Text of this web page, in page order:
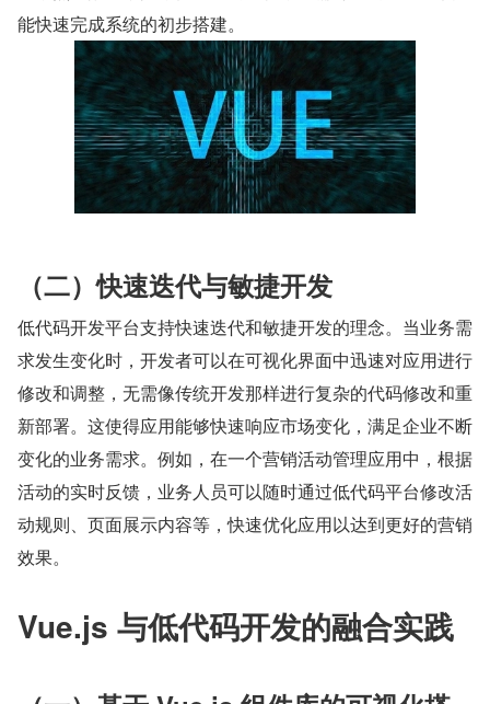
能快速完成系统的初步搭建。
（二）快速迭代与敏捷开发
低代码开发平台支持快速迭代和敏捷开发的理念。当业务需
求发生变化时，开发者可以在可视化界面中迅速对应用进行
修改和调整，无需像传统开发那样进行复杂的代码修改和重
新部署。这使得应用能够快速响应市场变化，满足企业不断
变化的业务需求。例如，在一个营销活动管理应用中，根据
活动的实时反馈，业务人员可以随时通过低代码平台修改活
动规则、页面展示内容等，快速优化应用以达到更好的营销
效果。
Vue.js 与低代码开发的融合实践